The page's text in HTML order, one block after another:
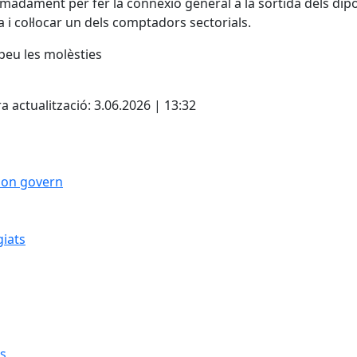
i col·locar un dels comptadors sectorials.
les molèsties
actualització: 3.06.2026 | 13:32
govern